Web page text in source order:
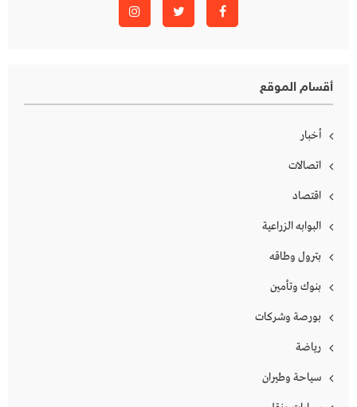
أقسام الموقع
أخبار
اتصالات
اقتصاد
البوابه الزراعية
بترول وطاقه
بنوك وتأمين
بورصة وشركات
رياضة
سياحة وطيران